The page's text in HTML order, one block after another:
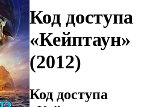
Код доступа
«Кейптаун»
(2012)
Код доступа